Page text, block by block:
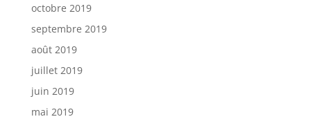
octobre 2019
septembre 2019
août 2019
juillet 2019
juin 2019
mai 2019